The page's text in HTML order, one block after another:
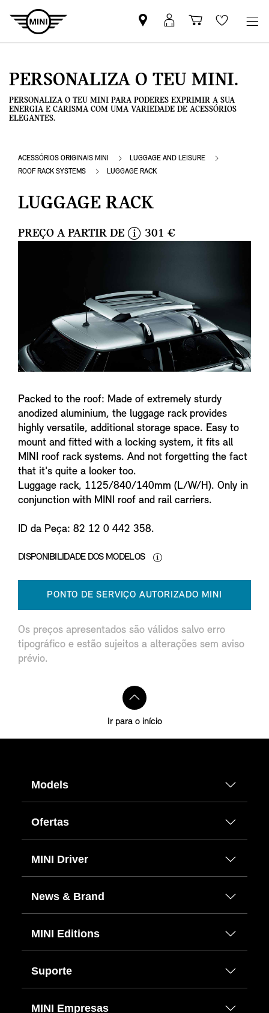
Pesquisar
parceiro
Iniciar
sessão
Carrinho
de
Wishlist
PERSONALIZA O TEU MINI.
PERSONALIZA O TEU MINI PARA PODERES EXPRIMIR A SUA
ENERGIA E CARISMA COM UMA VARIEDADE DE ACESSÓRIOS
ELEGANTES.
ACESSÓRIOS ORIGINAIS MINI
LUGGAGE AND LEISURE
ROOF RACK SYSTEMS
LUGGAGE RACK
LUGGAGE RACK
PREÇO A PARTIR DE
o
301 €
Packed to the roof: Made of extremely sturdy
anodized aluminium, the luggage rack provides
highly versatile, additional storage space. Easy to
mount and fitted with a locking system, it fits all
MINI roof rack systems. And not forgetting the fact
that it's quite a looker too.
Luggage rack, 1125/840/140mm (L/W/H). Only in
conjunction with MINI roof and rail carriers.
ID da Peça: 82 12 0 442 358.
DISPONIBILIDADE DOS MODELOS
PONTO DE SERVIÇO AUTORIZADO MINI
Os preços apresentados são válidos salvo erro
tipográfico e estão sujeitos a alterações sem aviso
prévio.
Ir para o início
Models
Ofertas
MINI Driver
News & Brand
MINI Editions
Suporte
MINI Empresas